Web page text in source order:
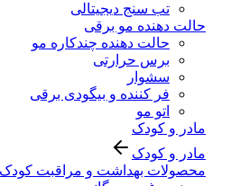
تب سنج دیجیتالی
حالت دهنده مو برقی
حالت دهنده چندکاره مو
برس حرارتی
سشوار
فر کننده و بیگودی برقی
اتو مو
مادر و کودک
مادر و کودک
محصولات بهداشت و مراقبت کودک